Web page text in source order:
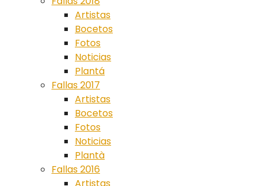
Artistas
Bocetos
Fotos
Noticias
Plantá
Fallas 2017
Artistas
Bocetos
Fotos
Noticias
Plantà
Fallas 2016